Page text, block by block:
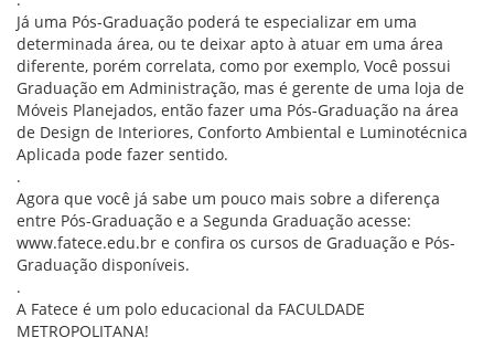
Já uma Pós-Graduação poderá te especializar em uma
determinada área, ou te deixar apto à atuar em uma área
diferente, porém correlata, como por exemplo, Você possui
Graduação em Administração, mas é gerente de uma loja de
Móveis Planejados, então fazer uma Pós-Graduação na área
de Design de Interiores, Conforto Ambiental e Luminotécnica
Aplicada pode fazer sentido.
.
Agora que você já sabe um pouco mais sobre a diferença
entre Pós-Graduação e a Segunda Graduação acesse:
www.fatece.edu.br e confira os cursos de Graduação e Pós-
Graduação disponíveis.
.
A Fatece é um polo educacional da FACULDADE
METROPOLITANA!